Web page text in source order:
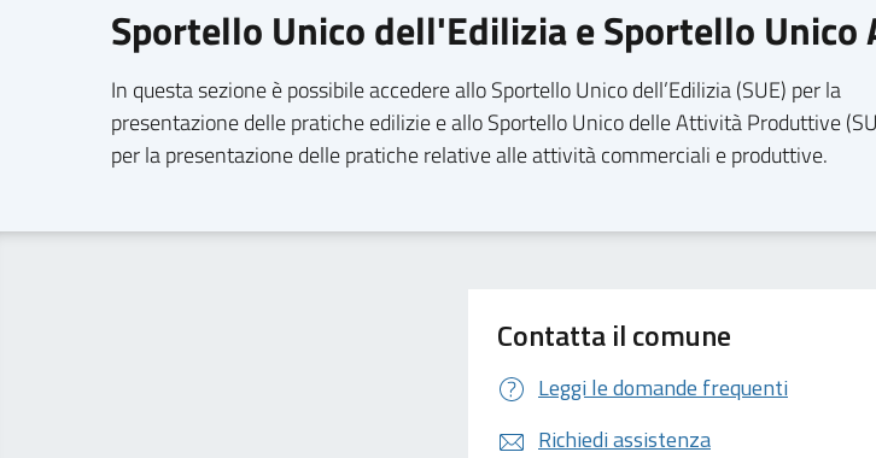
Sportello Unico dell'Edilizia e Sportello
In questa sezione è possibile accedere allo Sportello Unico dell’Edilizia (SUE) per la
presentazione delle pratiche edilizie e allo Sportello Unico delle Attività Produttive
per la presentazione delle pratiche relative alle attività commerciali e produttive.
Contatta il comune
Leggi le domande frequenti
Richiedi assistenza